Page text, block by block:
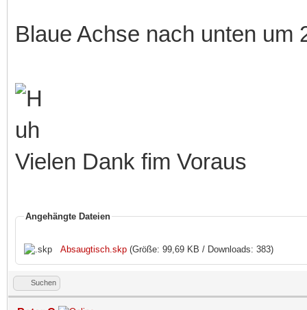
Blaue Achse nach unten
Vielen Dank fim Voraus
Angehängte Dateien
Absaugtisch.skp (Größe: 99,69 KB / Downloads: 383)
Suchen